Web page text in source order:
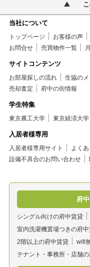
当社について
トップページ お客様の声
お問合せ
売買物件一覧
サイトコンテンツ
お部屋探しの流れ 生協のメ
売却査定
府中の街情報
学生特集
東京農工大学 東京経済大学
入居者様専用
入居者様専用サイト よく
設備不具合のお問い合わせ
府
シングル向けの府中賃貸
室内洗濯機置場つきの府
2階以上の府中賃貸
wifi
テナント・事務所・店舗